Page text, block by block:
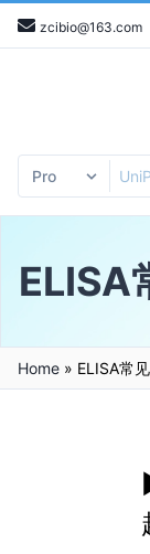
zcibio@163.com
ELISA
Home » ELISA常